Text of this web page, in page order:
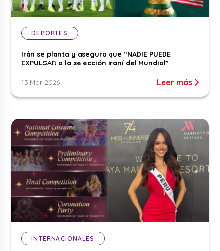
DEPORTES
Irán se planta y asegura que “NADIE PUEDE
EXPULSAR a la selección iraní del Mundial”
13 Mar 2026 Leer más
INTERNACIONALES